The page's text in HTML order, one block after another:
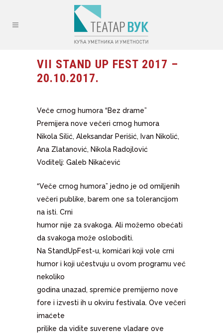
VII STAND UP FEST 2017 –
20.10.2017.
Veče crnog humora “Bez drame”
Premijera nove večeri crnog humora
Nikola Silić, Aleksandar Perišić, Ivan Nikolić,
Ana Zlatanović, Nikola Radojlović
Voditelj: Galeb Nikačević
“Veče crnog humora” jedno je od omiljenih
večeri publike, barem one sa tolerancijom
na isti. Crni
humor nije za svakoga. Ali možemo obećati
da svakoga može osloboditi.
Na StandUpFest-u, komičari koji vole crni
humor i koji učestvuju u ovom programu već
nekoliko
godina unazad, spremiće premijerno nove
fore i izvesti ih u okviru festivala. Ove večeri
imaćete
prilike da vidite suverene vladare ove